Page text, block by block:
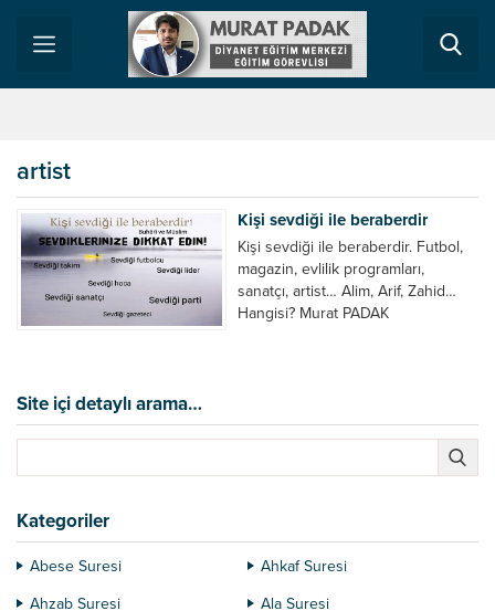
artist
Kişi sevdiği ile beraberdir
Kişi sevdiği ile beraberdir. Futbol,
magazin, evlilik programları,
sanatçı, artist… Alim, Arif, Zahid…
Hangisi? Murat PADAK
Site içi detaylı arama…
Kategoriler
Abese Suresi
Ahkaf Suresi
Ahzab Suresi
Ala Suresi